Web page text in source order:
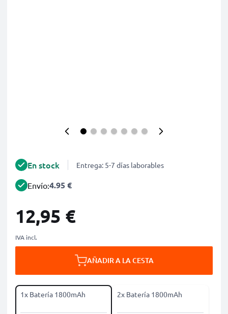
En stock Entrega: 5-7 días laborables
Envío:4.95 €
12,95 €
IVA incl.
AÑADIR A LA CESTA
1x Batería 1800mAh 2x Batería 1800mAh